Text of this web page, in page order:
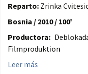
Reparto: Zrinka
Bosnia / 2010 / 100'
Productora:
Filmproduktion
Leer más